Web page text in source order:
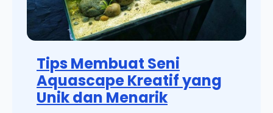
Tips Membuat Seni
Aquascape Kreatif yang
Unik dan Menarik